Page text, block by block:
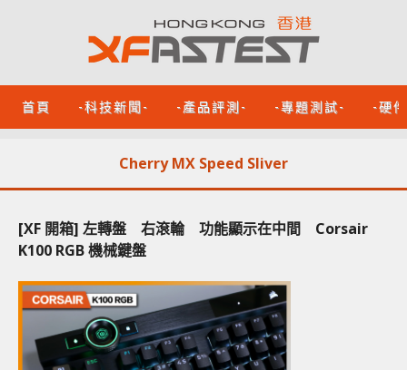
首頁 -科技新聞- -產品評測- -專題測試- -硬
Cherry MX Speed Sliver
[XF 開箱] 左轉盤 右滾輪 功能顯示在中間 Corsair
K100 RGB 機械鍵盤